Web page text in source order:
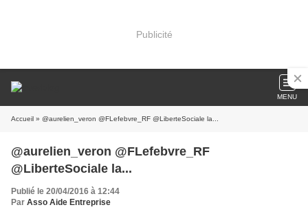
Publicité
MENU
Accueil » @aurelien_veron @FLefebvre_RF @LiberteSociale la...
@aurelien_veron @FLefebvre_RF
@LiberteSociale la...
Publié le 20/04/2016 à 12:44
Par Asso Aide Entreprise